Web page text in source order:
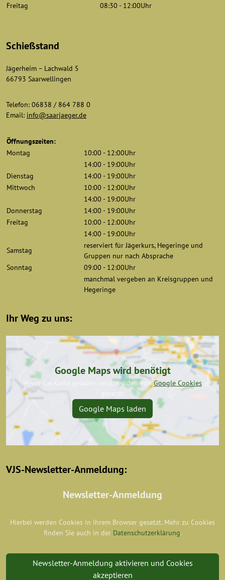
Freitag
08:30 - 12:00Uhr
Schießstand
Jägerheim – Lachwald 5
66793 Saarwellingen
Telefon: 06838 / 864 788 0
Email: info@saarjaeger.de
Öffnungszeiten:
Montag
10:00 - 12:00Uhr
14:00 - 19:00Uhr
Dienstag
14:00 - 19:00Uhr
Mittwoch
10:00 - 12:00Uhr
14:00 - 19:00Uhr
Donnerstag
14:00 - 19:00Uhr
Freitag
10:00 - 12:00Uhr
14:00 - 19:00Uhr
Samstag
reserviert für Jägerkurs, Hegeringe und
Gruppen nur nach Absprache
Sonntag
09:00 - 12:00Uhr
manchmal vergeben an Kreisgruppen und
Hegeringe
Ihr Weg zu uns:
Google Maps wird benötigt
Wenn die Karte geladen wird, werden vonGoogle Cookies
gesetzt.
Google Maps laden
VJS-Newsletter-Anmeldung:
Newsletter-Anmeldung
Hierbei werden Cookies in ihrem Browser gesetzt. Mehr zu Cookies
finden Sie auch in der Datenschutzerklärung.
Newsletter-Anmeldung aktivieren und Cookies
akzeptieren